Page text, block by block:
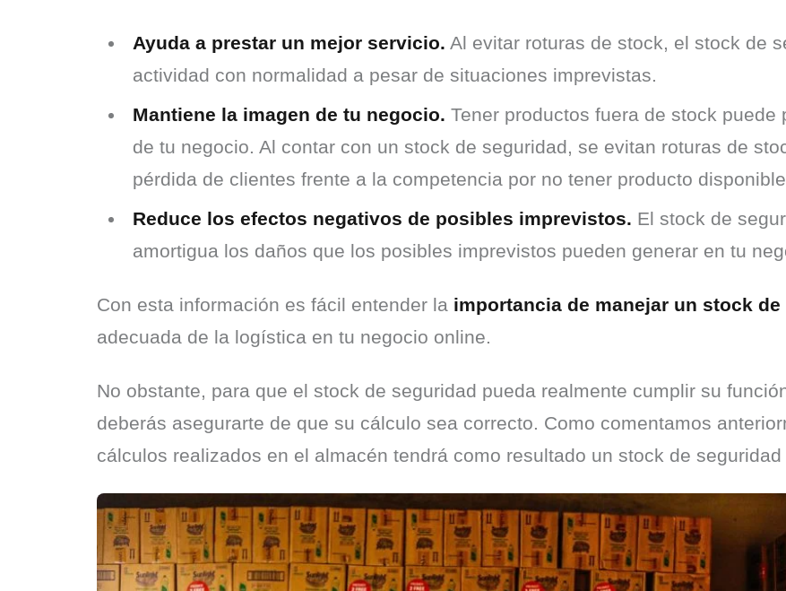
Ayuda a prestar un mejor servicio. Al evitar roturas de stock, el stock de
actividad con normalidad a pesar de situaciones imprevistas.
Mantiene la imagen de tu negocio. Tener productos fuera de stock puede
de tu negocio. Al contar con un stock de seguridad, se evitan roturas de
pérdida de clientes frente a la competencia por no tener producto
Reduce los efectos negativos de posibles imprevistos. El stock de
amortigua los daños que los posibles imprevistos pueden generar en tu
Con esta información es fácil entender la importancia de manejar un stock
adecuada de la logística en tu negocio online.
No obstante, para que el stock de seguridad pueda realmente cumplir su
deberás asegurarte de que su cálculo sea correcto. Como comentamos
cálculos realizados en el almacén tendrá como resultado un stock de seguridad